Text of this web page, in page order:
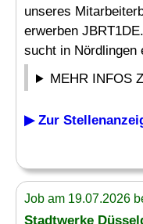
unseres
erwerben
sucht in Nördlingen
MEHR INFOS
▶ Zur
Job am 19.07.2026
Stadtwerke